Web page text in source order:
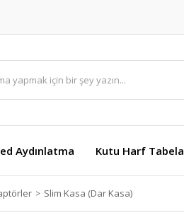
Aydınlatma Kutu Harf Tabela
Slim Kasa (Dar Kasa)